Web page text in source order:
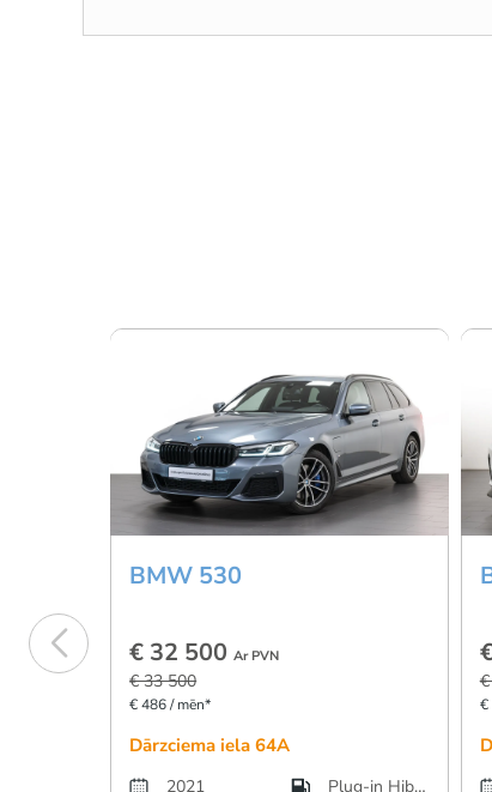
BMW 530
€ 32 500Ar PVN
€ 33 500
€ 486 / mēn*
Dārzciema iela 64A
2021 Plug-in Hibrīds
€